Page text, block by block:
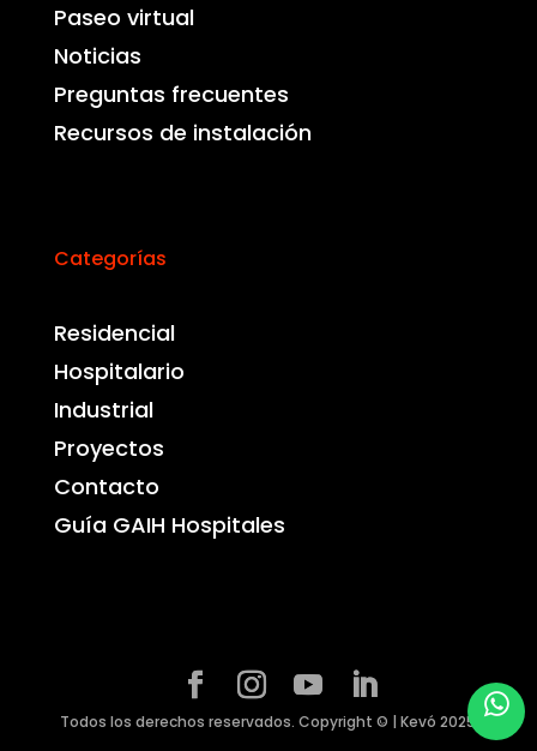
Paseo virtual
Noticias
Preguntas frecuentes
Recursos de instalación
Categorías
Residencial
Hospitalario
Industrial
Proyectos
Contacto
Guía GAIH Hospitales
Todos los derechos reservados. Copyright © | Kevó 2025